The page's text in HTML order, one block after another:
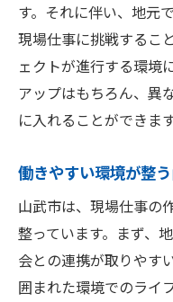
地域の魅力を
自然と触れ合
地域活性化
地元住民との
環境保全に貢
千葉県山武市で
イント
求人情報の
勤務地と通
す。それに伴い、地元
現場仕事に挑戦するこ
ェクトが進行する環境
アップはもちろん、異
に入れることができます
働きやすい環境が整
山武市は、現場仕事の
整っています。まず、
会との連携が取りやす
囲まれた環境でのライ